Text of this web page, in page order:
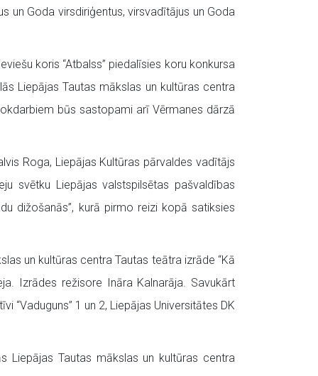
un Goda virsdiriģentus, virsvadītājus un Goda
koris “Atbalss” piedalīsies koru konkursa
Liepājas Tautas mākslas un kultūras centra
būs sastopami arī Vērmanes dārzā
Roga, Liepājas Kultūras pārvaldes vadītājs
svētku Liepājas valstspilsētas pašvaldības
dižošanās”, kurā pirmo reizi kopā satiksies
un kultūras centra Tautas teātra izrāde “Kā
Izrādes režisore Ināra Kalnarāja. Savukārt
“Vaduguns” 1 un 2, Liepājas Universitātes DK
Liepājas Tautas mākslas un kultūras centra